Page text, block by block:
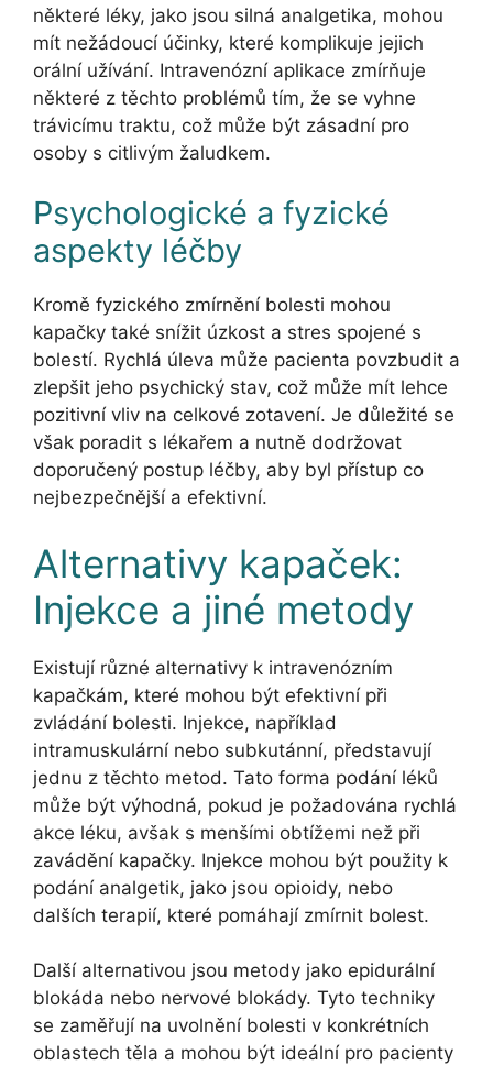
některé léky, jako jsou silná analgetika, mohou
mít nežádoucí účinky, které komplikuje jejich
orální užívání. Intravenózní aplikace zmírňuje
některé z těchto problémů tím, že se vyhne
trávicímu traktu, což může být zásadní pro
osoby s citlivým žaludkem.
Psychologické a fyzické
aspekty léčby
Kromě fyzického zmírnění bolesti mohou
kapačky také snížit úzkost a stres spojené s
bolestí. Rychlá úleva může pacienta povzbudit a
zlepšit jeho psychický stav, což může mít lehce
pozitivní vliv na celkové zotavení. Je důležité se
však poradit s lékařem a nutně dodržovat
doporučený postup léčby, aby byl přístup co
nejbezpečnější a efektivní.
Alternativy kapaček:
Injekce a jiné metody
Existují různé alternativy k intravenózním
kapačkám, které mohou být efektivní při
zvládání bolesti. Injekce, například
intramuskulární nebo subkutánní, představují
jednu z těchto metod. Tato forma podání léků
může být výhodná, pokud je požadována rychlá
akce léku, avšak s menšími obtížemi než při
zavádění kapačky. Injekce mohou být použity k
podání analgetik, jako jsou opioidy, nebo
dalších terapií, které pomáhají zmírnit bolest.
Další alternativou jsou metody jako epidurální
blokáda nebo nervové blokády. Tyto techniky
se zaměřují na uvolnění bolesti v konkrétních
oblastech těla a mohou být ideální pro pacienty